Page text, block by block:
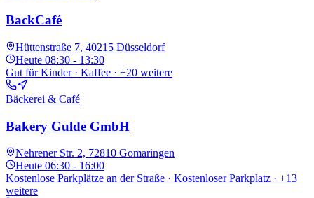
BackCafé
Hüttenstraße 7, 40215 Düsseldorf
Heute 08:30 - 13:30
Gut für Kinder · Kaffee · +20 weitere
Bäckerei & Café
Bakery Gulde GmbH
Nehrener Str. 2, 72810 Gomaringen
Heute 06:30 - 16:00
Kostenlose Parkplätze an der Straße · Kostenloser Parkplatz · +13
weitere